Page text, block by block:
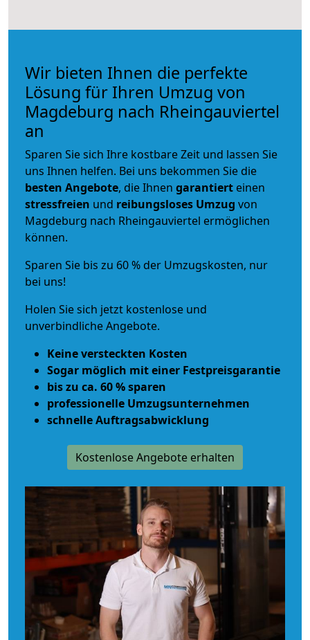
Wir bieten Ihnen die perfekte
Lösung für Ihren Umzug von
Magdeburg nach Rheingauviertel
an
Sparen Sie sich Ihre kostbare Zeit und lassen Sie
uns Ihnen helfen. Bei uns bekommen Sie die
besten Angebote, die Ihnen garantiert einen
stressfreien und reibungsloses Umzug von
Magdeburg nach Rheingauviertel ermöglichen
können.
Sparen Sie bis zu 60 % der Umzugskosten, nur
bei uns!
Holen Sie sich jetzt kostenlose und
unverbindliche Angebote.
Keine versteckten Kosten
Sogar möglich mit einer Festpreisgarantie
bis zu ca. 60 % sparen
professionelle Umzugsunternehmen
schnelle Auftragsabwicklung
Kostenlose Angebote erhalten